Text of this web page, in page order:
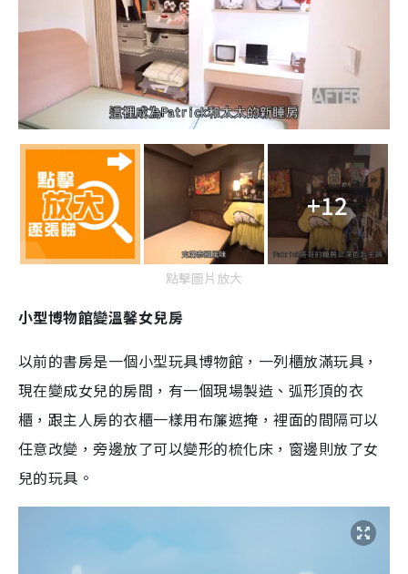
+12
點擊圖片放大
小型博物館變溫馨女兒房
以前的書房是一個小型玩具博物館，一列櫃放滿玩具，
現在變成女兒的房間，有一個現場製造、弧形頂的衣
櫃，跟主人房的衣櫃一樣用布簾遮掩，裡面的間隔可以
任意改變，旁邊放了可以變形的梳化床，窗邊則放了女
兒的玩具。